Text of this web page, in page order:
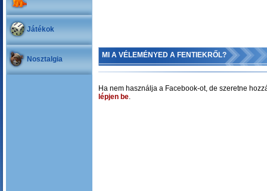
Játékok
Nosztalgia MI A VÉLEMÉNYED A FENTIEKRŐL?
Ha nem használja a Facebook-ot, de szeretne
lépjen be.